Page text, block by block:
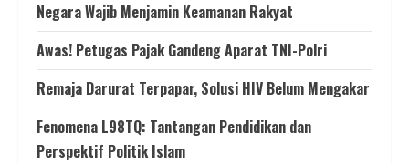
Negara Wajib Menjamin Keamanan Rakyat
Awas! Petugas Pajak Gandeng Aparat TNI-Polri
Remaja Darurat Terpapar, Solusi HIV Belum Mengakar
Fenomena L98TQ: Tantangan Pendidikan dan
Perspektif Politik Islam